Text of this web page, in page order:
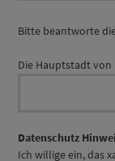
Bitte beantworte
Die Hauptstadt von
Datenschutz
Ich willige ein, das